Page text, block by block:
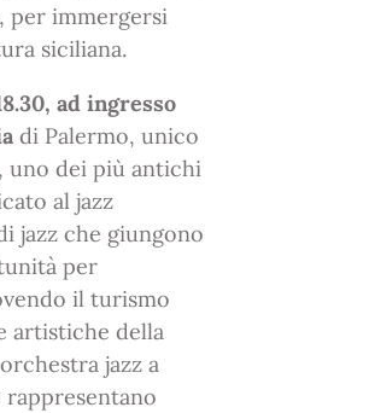
per immergersi
siciliana.
ad ingresso
di Palermo, unico
uno dei più antichi
al jazz
jazz che giungono
per
il turismo
artistiche della
jazz a